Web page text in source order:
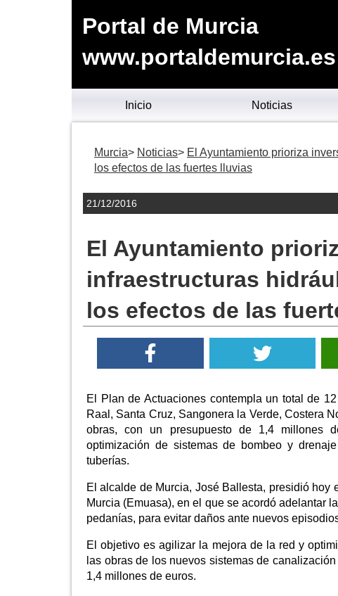
Portal de Murcia
www.portaldemurcia.es
Inicio Noticias
Murcia Noticias
El Ayuntamiento prioriza
los efectos de las fuertes lluvias
21/12/2016
El Ayuntamiento
infraestructuras
los efectos de las
El Plan de Actuaciones contempla un total de
Raal, Santa Cruz, Sangonera la Verde, Costera
obras, con un presupuesto de 1,4 millones
optimización de sistemas de bombeo y
tuberías.
El alcalde de Murcia, José Ballesta, presidió
Murcia (Emuasa), en el que se acordó adelantar
pedanías, para evitar daños ante nuevos
El objetivo es agilizar la mejora de la red y
las obras de los nuevos sistemas de
1,4 millones de euros.